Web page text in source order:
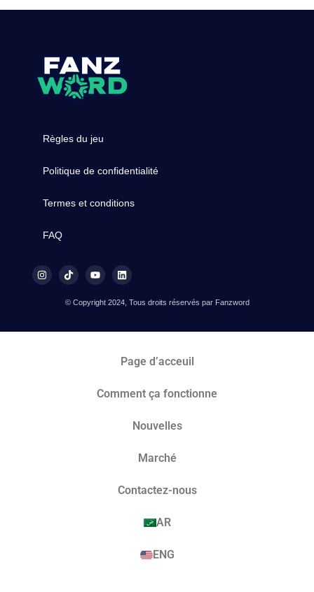
Règles du jeu
Politique de confidentialité
Termes et conditions
FAQ
© Copyright 2024, Tous droits réservés par Fanzword
Page d’acceuil
Comment ça fonctionne
Nouvelles
Marché​
Contactez-nous
AR
ENG